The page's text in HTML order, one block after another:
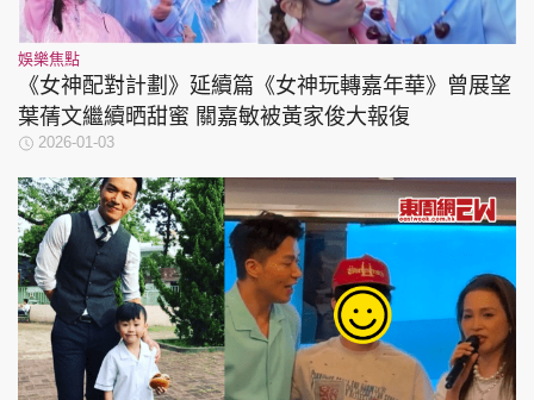
娛樂焦點
《女神配對計劃》延續篇《女神玩轉嘉年華》曾展望
葉蒨文繼續晒甜蜜 關嘉敏被黃家俊大報復
2026-01-03